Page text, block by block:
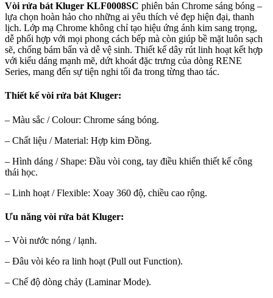
Vòi rửa bát Kluger KLF0008SC phiên bản Chrome sáng bóng –
lựa chọn hoàn hảo cho những ai yêu thích vẻ đẹp hiện đại, thanh
lịch. Lớp mạ Chrome không chỉ tạo hiệu ứng ánh kim sang trọng,
dễ phối hợp với mọi phong cách bếp mà còn giúp bề mặt luôn sạch
sẽ, chống bám bẩn và dễ vệ sinh. Thiết kế dây rút linh hoạt kết hợp
với kiểu dáng mạnh mẽ, dứt khoát đặc trưng của dòng RENE
Series, mang đến sự tiện nghi tối đa trong từng thao tác.
Thiết kế vòi rửa bát Kluger:
– Màu sắc / Colour: Chrome sáng bóng.
– Chất liệu / Material: Hợp kim Đồng.
– Hình dáng / Shape: Đầu vòi cong, tay điều khiển thiết kế công
thái học.
– Linh hoạt / Flexible: Xoay 360 độ, chiều cao rộng.
Ưu năng vòi rửa bát Kluger:
– Vòi nước nóng / lạnh.
– Đâu vòi kéo ra linh hoạt (Pull out Function).
– Chế độ dòng chảy (Laminar Mode).